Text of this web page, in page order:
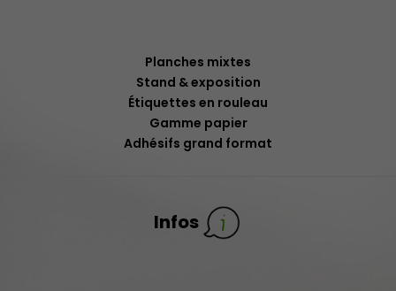
Planches mixtes
Stand & exposition
Étiquettes en rouleau
Gamme papier
Adhésifs grand format
Infos